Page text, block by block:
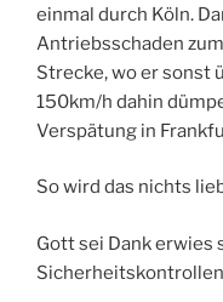
einmal durch Köln.
Antriebsschaden
Strecke, wo er sonst
150km/h dahin
Verspätung in
So wird das nichts
Gott sei Dank erwies